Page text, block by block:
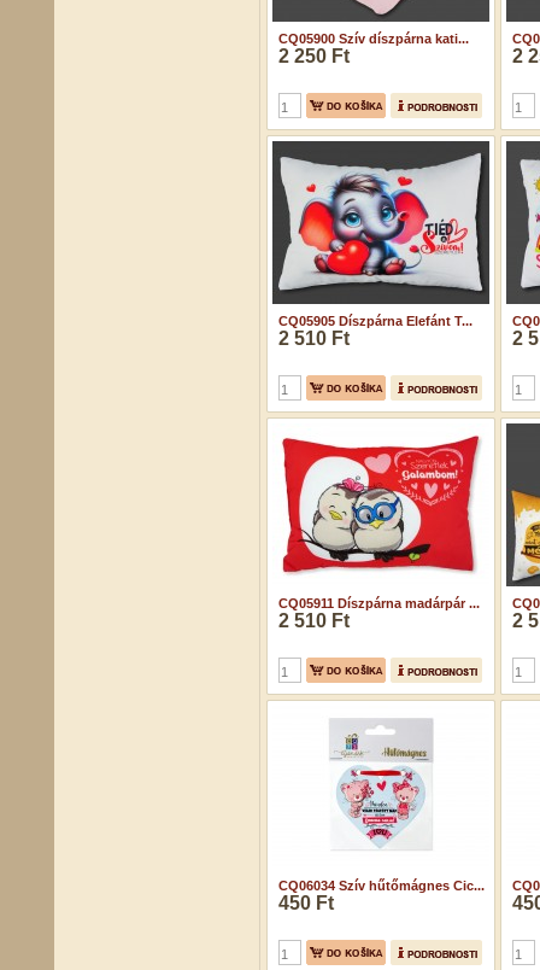
CQ05900 Szív díszpárna kati...
2 250 Ft 2
CQ05905 Díszpárna Elefánt T...
2 510 Ft 2
CQ05911 Díszpárna madárpár ...
2 510 Ft 2
CQ06034 Szív hűtőmágnes Cic...
450 Ft